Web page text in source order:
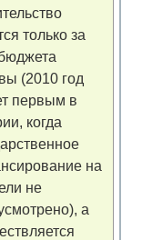
только за
(2010 год
первым в
когда
на
не
а